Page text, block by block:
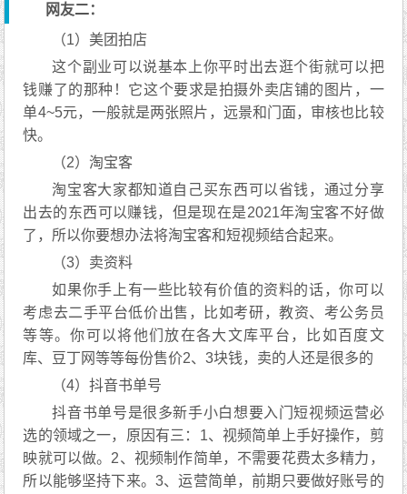
网友二：
（1）美团拍店
这个副业可以说基本上你平时出去逛个街就可以把
钱赚了的那种！它这个要求是拍摄外卖店铺的图片，一
单4~5元，一般就是两张照片，远景和门面，审核也比较
快。
（2）淘宝客
淘宝客大家都知道自己买东西可以省钱，通过分享
出去的东西可以赚钱，但是现在是2021年淘宝客不好做
了，所以你要想办法将淘宝客和短视频结合起来。
（3）卖资料
如果你手上有一些比较有价值的资料的话，你可以
考虑去二手平台低价出售，比如考研，教资、考公务员
等等。你可以将他们放在各大文库平台，比如百度文
库、豆丁网等等每份售价2、3块钱，卖的人还是很多的
（4）抖音书单号
抖音书单号是很多新手小白想要入门短视频运营必
选的领域之一，原因有三：1、视频简单上手好操作，剪
映就可以做。2、视频制作简单，不需要花费太多精力，
所以能够坚持下来。3、运营简单，前期只要做好账号的